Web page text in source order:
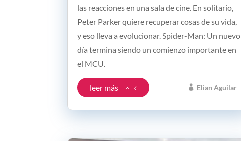
Elian Aguilar
las reacciones en una sala de cine. En solitario,
Peter Parker quiere recuperar cosas de su vida,
y eso lleva a evolucionar. Spider-Man: Un nuevo
día termina siendo un comienzo importante en
el MCU.
leer más